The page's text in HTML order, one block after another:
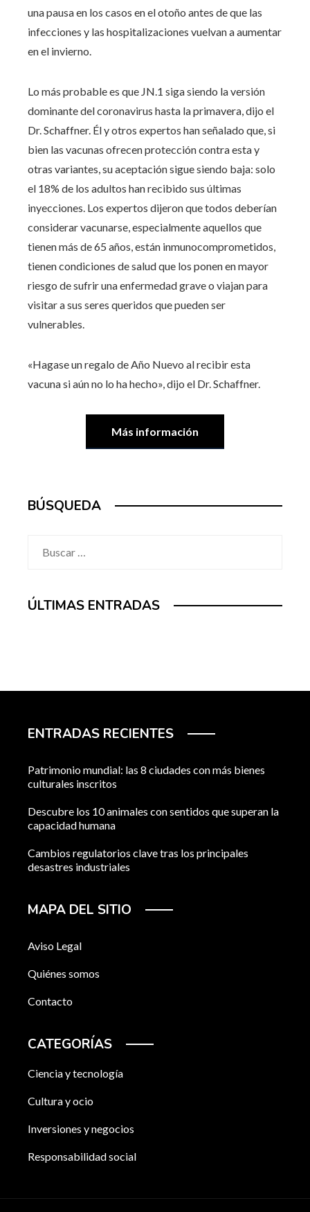
una pausa en los casos en el otoño antes de que las
infecciones y las hospitalizaciones vuelvan a aumentar
en el invierno.
Lo más probable es que JN.1 siga siendo la versión
dominante del coronavirus hasta la primavera, dijo el
Dr. Schaffner. Él y otros expertos han señalado que, si
bien las vacunas ofrecen protección contra esta y
otras variantes, su aceptación sigue siendo baja: solo
el 18% de los adultos han recibido sus últimas
inyecciones. Los expertos dijeron que todos deberían
considerar vacunarse, especialmente aquellos que
tienen más de 65 años, están inmunocomprometidos,
tienen condiciones de salud que los ponen en mayor
riesgo de sufrir una enfermedad grave o viajan para
visitar a sus seres queridos que pueden ser
vulnerables.
«Hagase un regalo de Año Nuevo al recibir esta
vacuna si aún no lo ha hecho», dijo el Dr. Schaffner.
Más información
BÚSQUEDA
ÚLTIMAS ENTRADAS
ENTRADAS RECIENTES
Patrimonio mundial: las 8 ciudades con más bienes
culturales inscritos
Descubre los 10 animales con sentidos que superan la
capacidad humana
Cambios regulatorios clave tras los principales
desastres industriales
MAPA DEL SITIO
Aviso Legal
Quiénes somos
Contacto
CATEGORÍAS
Ciencia y tecnología
Cultura y ocio
Inversiones y negocios
Responsabilidad social